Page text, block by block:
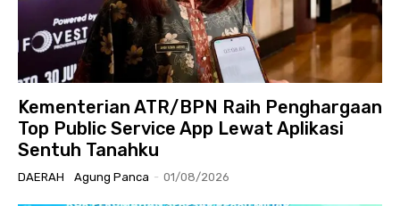
Kementerian ATR/BPN Raih Penghargaan
Top Public Service App Lewat Aplikasi
Sentuh Tanahku
DAERAH Agung Panca - 01/08/2026